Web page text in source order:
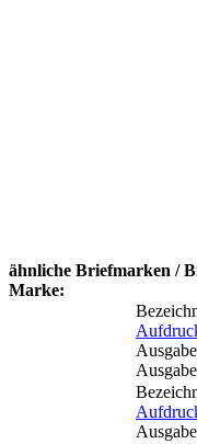
ähnliche Briefmarken /
Marke: